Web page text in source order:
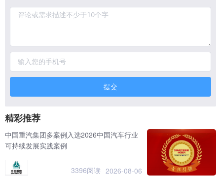
提交
精彩推荐
中国重汽集团多案例入选2026中国汽车行业
可持续发展实践案例
3396阅读 2026-08-06